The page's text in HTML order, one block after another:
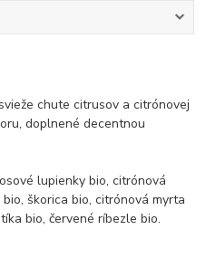
chute citrusov a citrónovej
doplnené decentnou
lupienky bio, citrónová
škorica bio, citrónová myrta
bio, červené ríbezle bio.